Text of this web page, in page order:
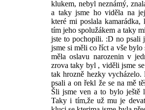
klukem, nebyl neznámý,
a taky jsme ho viděla na
které mi poslala kamarádka,
tím jeho spolužákem a taky
jste to pochopili. :D no psali
jsme si měli co říct a vše
měla oslavu narozenin v
zrova taky byl , viděli jsme
tak hrozně hezky vycházelo.
psali a on řekl že se na mě
Šli jsme ven a to bylo ještě
Taky i tím,že už mu je